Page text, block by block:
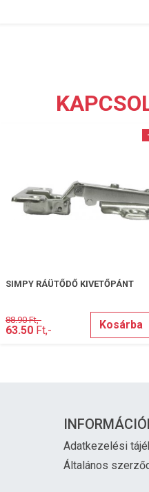
SIMPY RÁÜTŐDŐ KIVETŐPÁNT
88.90 Ft,-
63.50 Ft,- Kosárba
Adatkezelési
Általános